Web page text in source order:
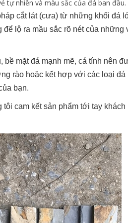
tự nhiên và màu sắc của đá ban đầu.
cắt lát (cưa) từ những khối đá
lộ ra mầu sắc rõ nét của những
bề mặt đá mạnh mẽ, cá tính nên
rào hoặc kết hợp với các loại đá
bạn.
cam kết sản phẩm tới tay khách